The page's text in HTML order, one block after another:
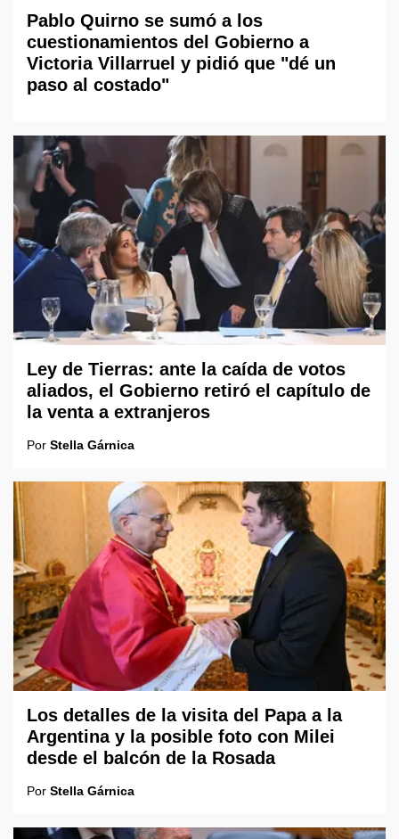
Pablo Quirno se sumó a los
cuestionamientos del Gobierno a
Victoria Villarruel y pidió que "dé un
paso al costado"
Ley de Tierras: ante la caída de votos
aliados, el Gobierno retiró el capítulo de
la venta a extranjeros
Por Stella Gárnica
Los detalles de la visita del Papa a la
Argentina y la posible foto con Milei
desde el balcón de la Rosada
Por Stella Gárnica